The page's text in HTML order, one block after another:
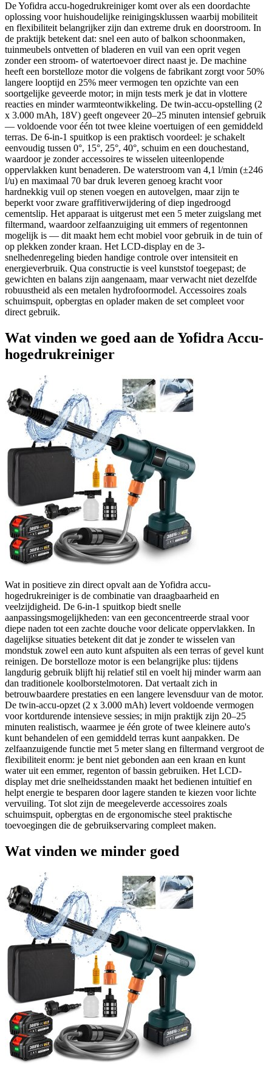
De Yofidra accu-hogedrukreiniger komt over als een doordachte
oplossing voor huishoudelijke reinigingsklussen waarbij mobiliteit
en flexibiliteit belangrijker zijn dan extreme druk en doorstroom. In
de praktijk betekent dat: snel een auto of balkon schoonmaken,
tuinmeubels ontvetten of bladeren en vuil van een oprit vegen
zonder een stroom- of watertoevoer direct naast je. De machine
heeft een borstelloze motor die volgens de fabrikant zorgt voor 50%
langere looptijd en 25% meer vermogen ten opzichte van een
soortgelijke geveerde motor; in mijn tests merk je dat in vlottere
reacties en minder warmteontwikkeling. De twin-accu-opstelling (2
x 3.000 mAh, 18V) geeft ongeveer 20–25 minuten intensief gebruik
— voldoende voor één tot twee kleine voertuigen of een gemiddeld
terras. De 6-in-1 spuitkop is een praktisch voordeel: je schakelt
eenvoudig tussen 0°, 15°, 25°, 40°, schuim en een douchestand,
waardoor je zonder accessoires te wisselen uiteenlopende
oppervlakken kunt benaderen. De waterstroom van 4,1 l/min (±246
l/u) en maximaal 70 bar druk leveren genoeg kracht voor
hardnekkig vuil op stenen voegen en autovelgen, maar zijn te
beperkt voor zware graffitiverwijdering of diep ingedroogd
cementslip. Het apparaat is uitgerust met een 5 meter zuigslang met
filtermand, waardoor zelfaanzuiging uit emmers of regentonnen
mogelijk is — dit maakt hem echt mobiel voor gebruik in de tuin of
op plekken zonder kraan. Het LCD-display en de 3-
snelhedenregeling bieden handige controle over intensiteit en
energieverbruik. Qua constructie is veel kunststof toegepast; de
gewichten en balans zijn aangenaam, maar verwacht niet dezelfde
robuustheid als een metalen hydrofoormodel. Accessoires zoals
schuimspuit, opbergtas en oplader maken de set compleet voor
direct gebruik.
Wat vinden we goed aan de Yofidra Accu-
hogedrukreiniger
Wat in positieve zin direct opvalt aan de Yofidra accu-
hogedrukreiniger is de combinatie van draagbaarheid en
veelzijdigheid. De 6-in-1 spuitkop biedt snelle
aanpassingsmogelijkheden: van een geconcentreerde straal voor
diepe naden tot een zachte douche voor delicate oppervlakken. In
dagelijkse situaties betekent dit dat je zonder te wisselen van
mondstuk zowel een auto kunt afspuiten als een terras of gevel kunt
reinigen. De borstelloze motor is een belangrijke plus: tijdens
langdurig gebruik blijft hij relatief stil en voelt hij minder warm aan
dan traditionele koolborstelmotoren. Dat vertaalt zich in
betrouwbaardere prestaties en een langere levensduur van de motor.
De twin-accu-opzet (2 x 3.000 mAh) levert voldoende vermogen
voor kortdurende intensieve sessies; in mijn praktijk zijn 20–25
minuten realistisch, waarmee je één grote of twee kleinere auto's
kunt behandelen of een gemiddeld terras kunt aanpakken. De
zelfaanzuigende functie met 5 meter slang en filtermand vergroot de
flexibiliteit enorm: je bent niet gebonden aan een kraan en kunt
water uit een emmer, regenton of bassin gebruiken. Het LCD-
display met drie snelheidsstanden maakt het bedienen intuïtief en
helpt energie te besparen door lagere standen te kiezen voor lichte
vervuiling. Tot slot zijn de meegeleverde accessoires zoals
schuimspuit, opbergtas en de ergonomische steel praktische
toevoegingen die de gebruikservaring compleet maken.
Wat vinden we minder goed